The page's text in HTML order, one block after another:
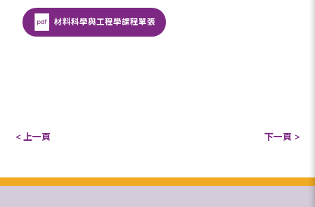
材料科學與工程學課程單張
< 上一頁 下一頁 >